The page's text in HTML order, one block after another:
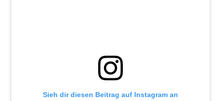
Sieh dir diesen Beitrag auf Instagram an